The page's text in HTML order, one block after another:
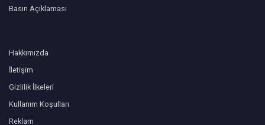
Basın Açıklaması
Hakkımızda
İletişim
Gizlilik İlkeleri
Kullanım Koşulları
Reklam